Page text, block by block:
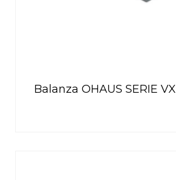
Balanza OHAUS SERIE VX